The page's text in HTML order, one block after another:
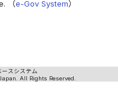
（e-Gov System）
ースシステム
All Rights Reserved.